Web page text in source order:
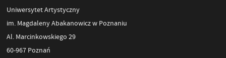
Uniwersytet Artystyczny
im. Magdaleny Abakanowicz w Poznaniu
Al. Marcinkowskiego 29
60-967 Poznań